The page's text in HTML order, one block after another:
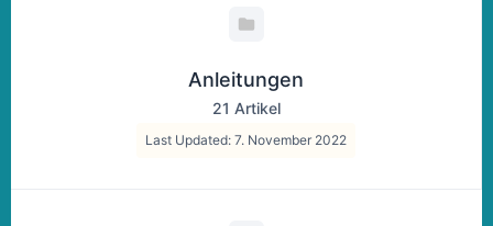
Anleitungen
21 Artikel
Last Updated: 7. November 2022